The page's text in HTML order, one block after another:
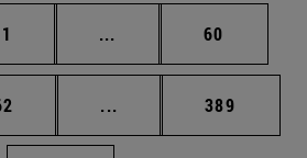
Página
1 ... Páginas intermedias
Página
60
... Páginas intermedias
Página
389